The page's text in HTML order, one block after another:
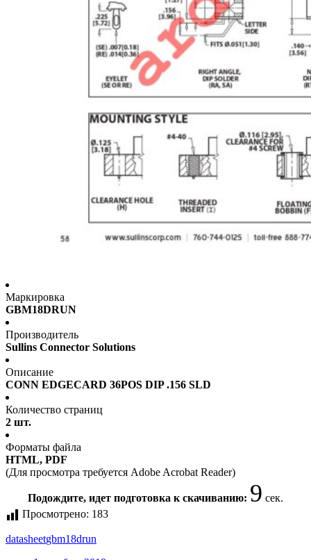
Маркировка
GBM18DRUN
Производитель
Sullins Connector Solutions
Описание
CONN EDGECARD 36POS DIP .156 SLD
Количество страниц
2 шт.
Форматы файла
HTML, PDF
(Для просмотра требуется Adobe Acrobat Reader)
Подождите, идет подготовка к скачиванию: 9 сек.
Просмотрено: 183
datasheetgbm18drun